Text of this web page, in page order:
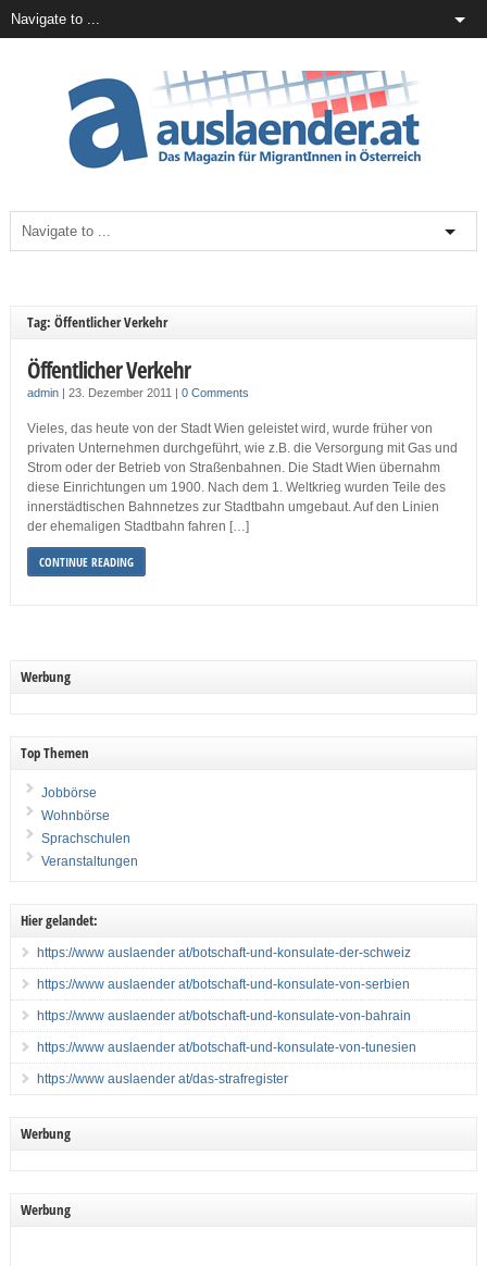
Tag: Öffentlicher Verkehr
Öffentlicher Verkehr
admin| 23. Dezember 2011 | 0 Comments
Vieles, das heute von der Stadt Wien geleistet wird, wurde früher von
privaten Unternehmen durchgeführt, wie z.B. die Versorgung mit Gas und
Strom oder der Betrieb von Straßenbahnen. Die Stadt Wien übernahm
diese Einrichtungen um 1900. Nach dem 1. Weltkrieg wurden Teile des
innerstädtischen Bahnnetzes zur Stadtbahn umgebaut. Auf den Linien
der ehemaligen Stadtbahn fahren […]
CONTINUE READING
Werbung
Top Themen
Jobbörse
Wohnbörse
Sprachschulen
Veranstaltungen
Hier gelandet:
https://www auslaender at/botschaft-und-konsulate-der-schweiz
https://www auslaender at/botschaft-und-konsulate-von-serbien
https://www auslaender at/botschaft-und-konsulate-von-bahrain
https://www auslaender at/botschaft-und-konsulate-von-tunesien
https://www auslaender at/das-strafregister
Werbung
Werbung